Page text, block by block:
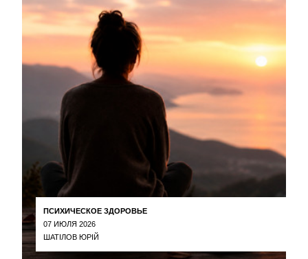
ПСИХИЧЕСКОЕ ЗДОРОВЬЕ
07 ИЮЛЯ 2026
ШАТІЛОВ ЮРІЙ